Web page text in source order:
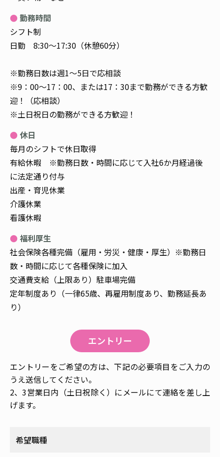
勤務時間
シフト制
日勤 8:30～17:30（休憩60分）
※勤務日数は週1～5日で応相談
※9：00～17：00、または17：30まで勤務ができる方歓
迎！（応相談）
※土日祝日の勤務ができる方歓迎！
休日
毎月のシフトで休日取得
有給休暇 ※勤務日数・時間に応じて入社6か月経過後
に法定通り付与
出産・育児休業
介護休業
看護休暇
福利厚生
社会保険各種完備（雇用・労災・健康・厚生）※勤務日
数・時間に応じて各種保険に加入
交通費支給（上限あり）駐車場完備
定年制度あり（一律65歳、再雇用制度あり、勤務延長あ
り）
エントリー
エントリーをご希望の方は、下記の必要項目をご入力の
うえ送信してください。
2、3営業日内（土日祝除く）にメールにて連絡を差し上
げます。
希望職種